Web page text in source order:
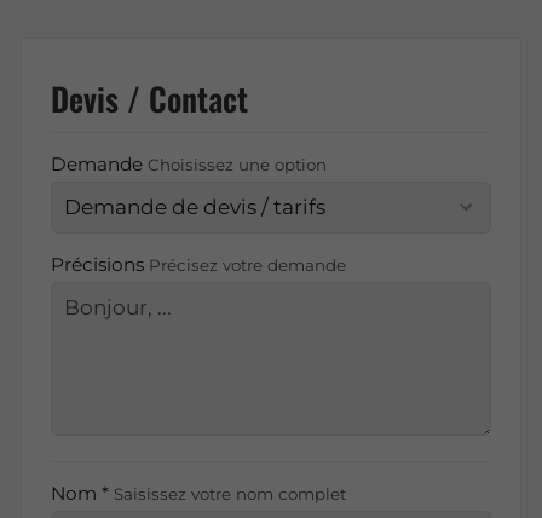
Devis / Contact
Demande Choisissez une option
Précisions Précisez votre demande
Nom * Saisissez votre nom complet